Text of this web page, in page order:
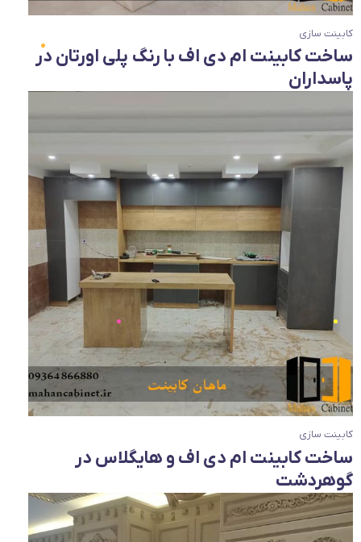
ساخت کابینت ام دی اف با رنگ پلی اورتان در
پاسداران
کابینت سازی
ساخت کابینت ام دی اف و هایگلاس در
گوهردشت
کابینت سازی